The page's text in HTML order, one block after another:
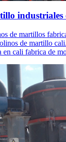
industriales
de martillos
de martillo
en cali fabrica de